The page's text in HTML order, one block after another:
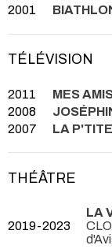
2001
TÉLÉVISION
2011
MES
2008
2007
LA
THÉÂTRE
2019-2023
LA